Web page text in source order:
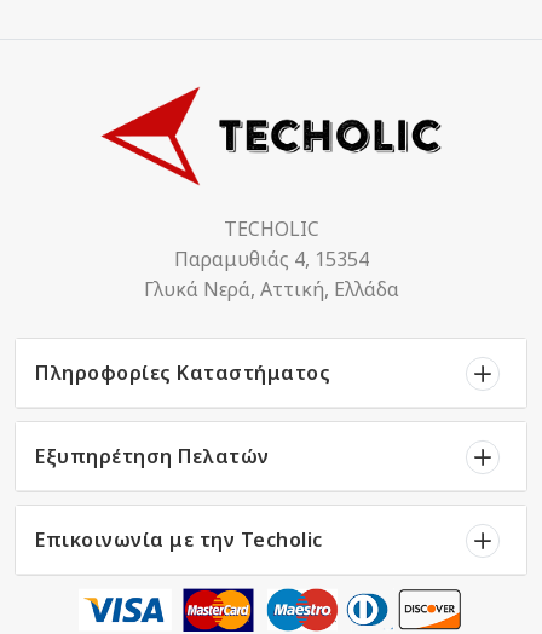
TECHOLIC
Παραμυθιάς 4, 15354
Γλυκά Νερά, Αττική, Ελλάδα
Πληροφορίες Καταστήματος
Εξυπηρέτηση Πελατών
Επικοινωνία με την Techolic